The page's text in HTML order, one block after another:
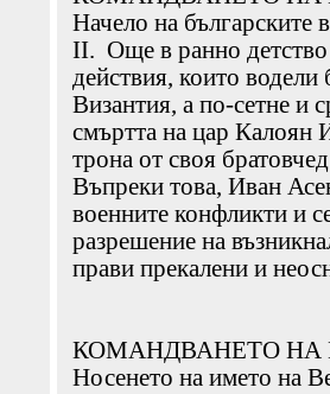
Начело на българските
ІІ. Още в ранно
действия, които
Византия, а по-сетне и
смъртта на цар Калоян
трона от своя
Въпреки това, Иван
военните конфликти и
разрешение на
прави прекалени и
КОМАНДВАНЕТО НА
Носенето на името на